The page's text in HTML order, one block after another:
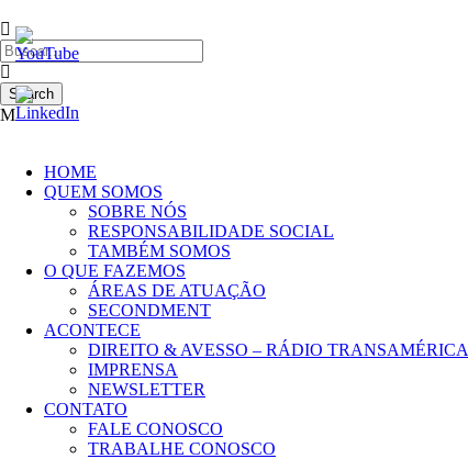
HOME
QUEM SOMOS
SOBRE NÓS
RESPONSABILIDADE SOCIAL
TAMBÉM SOMOS
O QUE FAZEMOS
ÁREAS DE ATUAÇÃO
SECONDMENT
ACONTECE
DIREITO & AVESSO – RÁDIO TRANSAMÉRICA
IMPRENSA
NEWSLETTER
CONTATO
FALE CONOSCO
TRABALHE CONOSCO